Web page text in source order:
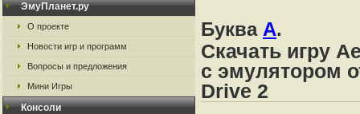
ЭмуПланет.ру
О проекте
Новости игр и программ
Вопросы и предложения
Мини Игры
Консоли
Буква A.
Скачать игру
с эмулятором
Drive 2